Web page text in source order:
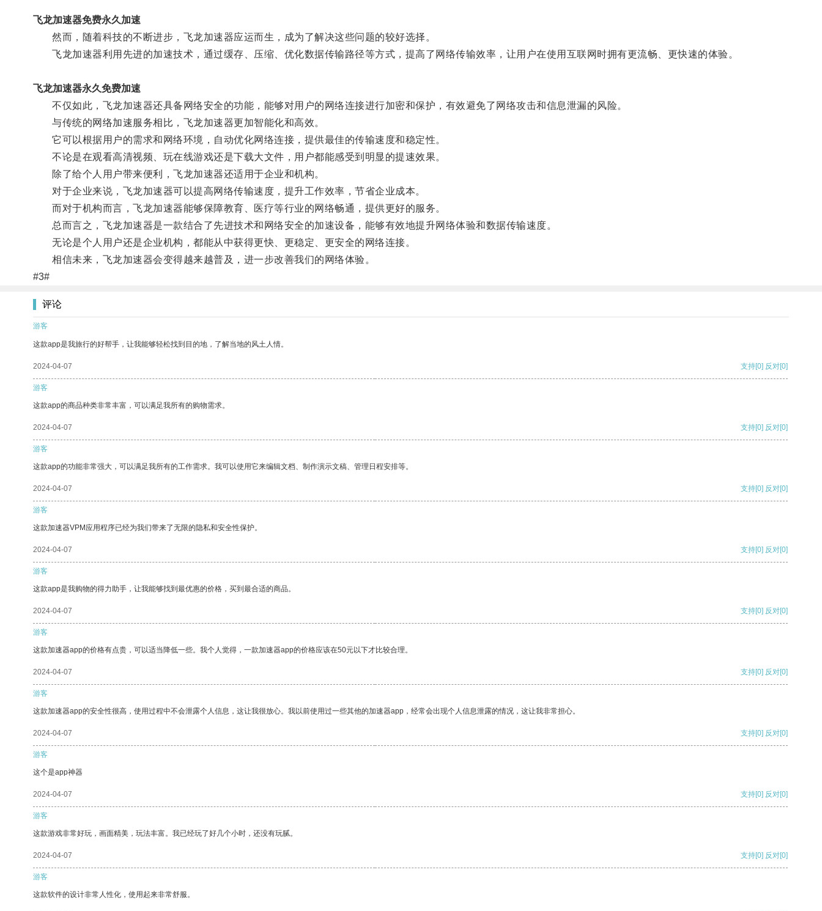
飞龙加速器免费永久加速
然而，随着科技的不断进步，飞龙加速器应运而生，成为了解决这些问题的较好选择。
飞龙加速器利用先进的加速技术，通过缓存、压缩、优化数据传输路径等方式，提高了网络传输效率，让用户在使用互联网时拥有更流畅、更快速的体验。
飞龙加速器永久免费加速
不仅如此，飞龙加速器还具备网络安全的功能，能够对用户的网络连接进行加密和保护，有效避免了网络攻击和信息泄漏的风险。
与传统的网络加速服务相比，飞龙加速器更加智能化和高效。
它可以根据用户的需求和网络环境，自动优化网络连接，提供最佳的传输速度和稳定性。
不论是在观看高清视频、玩在线游戏还是下载大文件，用户都能感受到明显的提速效果。
除了给个人用户带来便利，飞龙加速器还适用于企业和机构。
对于企业来说，飞龙加速器可以提高网络传输速度，提升工作效率，节省企业成本。
而对于机构而言，飞龙加速器能够保障教育、医疗等行业的网络畅通，提供更好的服务。
总而言之，飞龙加速器是一款结合了先进技术和网络安全的加速设备，能够有效地提升网络体验和数据传输速度。
无论是个人用户还是企业机构，都能从中获得更快、更稳定、更安全的网络连接。
相信未来，飞龙加速器会变得越来越普及，进一步改善我们的网络体验。
#3#
评论
游客
这款app是我旅行的好帮手，让我能够轻松找到目的地，了解当地的风土人情。
2024-04-07 支持[0] 反对[0]
游客
这款app的商品种类非常丰富，可以满足我所有的购物需求。
2024-04-07 支持[0] 反对[0]
游客
这款app的功能非常强大，可以满足我所有的工作需求。我可以使用它来编辑文档、制作演示文稿、管理日程安排等。
2024-04-07 支持[0] 反对[0]
游客
这款加速器VPM应用程序已经为我们带来了无限的隐私和安全性保护。
2024-04-07 支持[0] 反对[0]
游客
这款app是我购物的得力助手，让我能够找到最优惠的价格，买到最合适的商品。
2024-04-07 支持[0] 反对[0]
游客
这款加速器app的价格有点贵，可以适当降低一些。我个人觉得，一款加速器app的价格应该在50元以下才比较合理。
2024-04-07 支持[0] 反对[0]
游客
这款加速器app的安全性很高，使用过程中不会泄露个人信息，这让我很放心。我以前使用过一些其他的加速器app，经常会出现个人信息泄露的情况，这让我非常担心。
2024-04-07 支持[0] 反对[0]
游客
这个是app神器
2024-04-07 支持[0] 反对[0]
游客
这款游戏非常好玩，画面精美，玩法丰富。我已经玩了好几个小时，还没有玩腻。
2024-04-07 支持[0] 反对[0]
游客
这款软件的设计非常人性化，使用起来非常舒服。